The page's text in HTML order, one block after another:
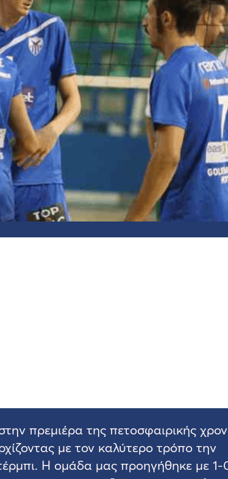
πρεμιέρα της πετοσφαιρικής
με τον καλύτερο τρόπο την
Η ομάδα μας προηγήθηκε με 1-